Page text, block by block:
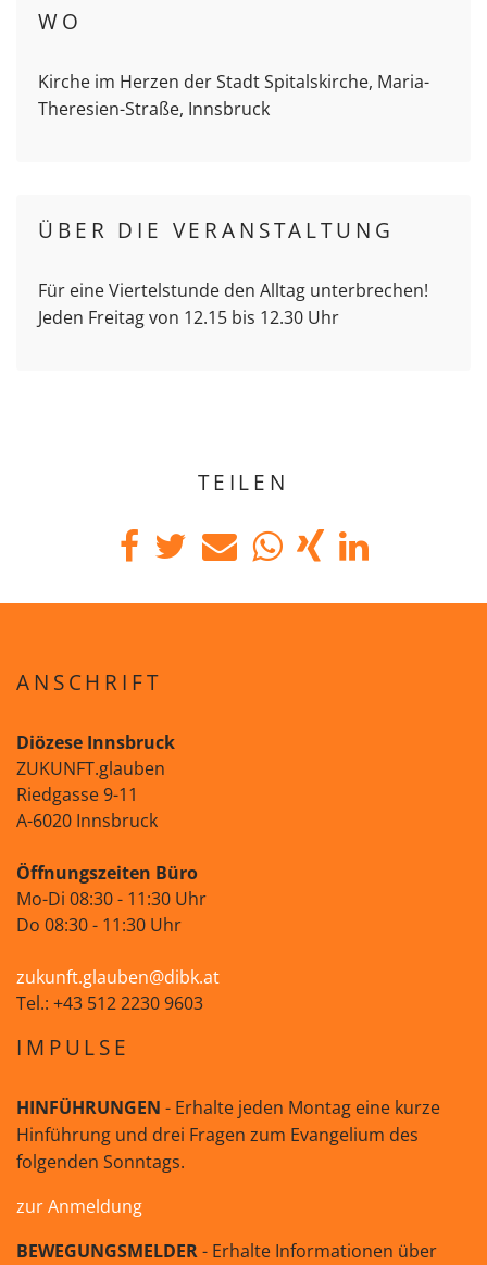
WO
Kirche im Herzen der Stadt Spitalskirche, Maria-
Theresien-Straße, Innsbruck
ÜBER DIE VERANSTALTUNG
Für eine Viertelstunde den Alltag unterbrechen!
Jeden Freitag von 12.15 bis 12.30 Uhr
TEILEN
ANSCHRIFT
Diözese Innsbruck
ZUKUNFT.glauben
Riedgasse 9-11
A-6020 Innsbruck
Öffnungszeiten Büro
Mo-Di 08:30 - 11:30 Uhr
Do 08:30 - 11:30 Uhr
zukunft.glauben@dibk.at
Tel.: +43 512 2230 9603
IMPULSE
HINFÜHRUNGEN - Erhalte jeden Montag eine kurze
Hinführung und drei Fragen zum Evangelium des
folgenden Sonntags.
zur Anmeldung
BEWEGUNGSMELDER- Erhalte Informationen über